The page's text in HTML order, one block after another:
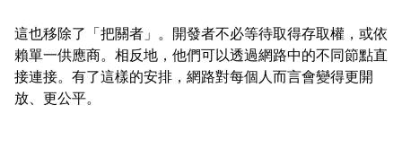
這也移除了「把關者」。開發者不必等待取得存取權，或依
賴單一供應商。相反地，他們可以透過網路中的不同節點直
接連接。有了這樣的安排，網路對每個人而言會變得更開
放、更公平。